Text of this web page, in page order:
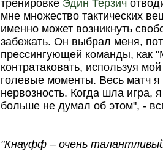
тренировке Эдин Терзич
мне множество тактических
именно может возникнуть
забежать. Он выбрал меня,
прессингующей команды, как
контратаковать, используя
голевые моменты. Весь матч я
нервозность. Когда шла игра,
больше не думал об этом", -
"Кнауфф – очень